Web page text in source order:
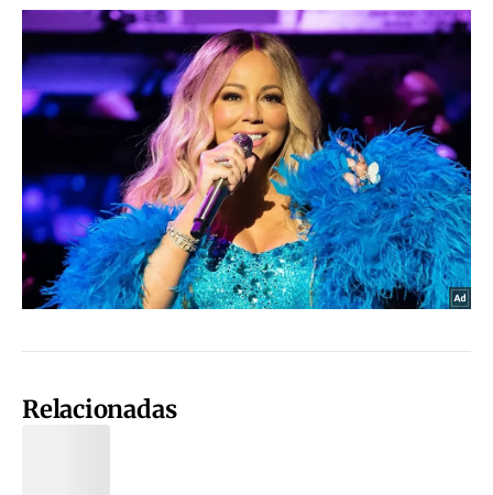
Relacionadas